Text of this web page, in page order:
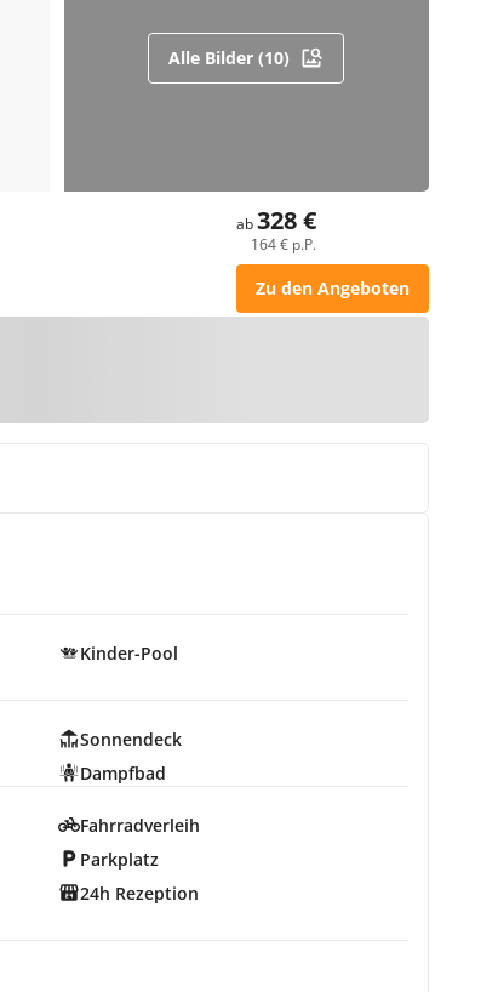
Alle Bilder (10)
ab328 €
164 € p.P.
Zu den Angeboten
Kinder-Pool
Sonnendeck
Dampfbad
Fahrradverleih
Parkplatz
24h Rezeption